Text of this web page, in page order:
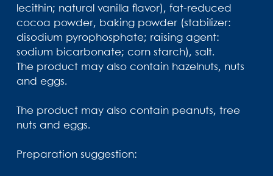
lecithin; natural vanilla flavor), fat-reduced
cocoa powder, baking powder (stabilizer:
disodium pyrophosphate; raising agent:
sodium bicarbonate; corn starch), salt.
The product may also contain hazelnuts, nuts
and eggs.
The product may also contain peanuts, tree
nuts and eggs.
Preparation suggestion: